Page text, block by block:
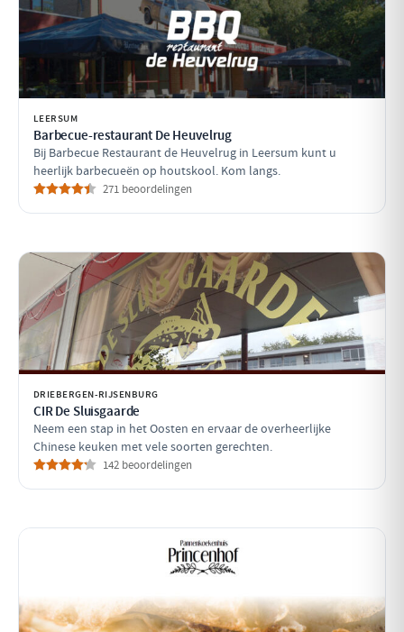
LEERSUM
Barbecue-restaurant De Heuvelrug
Bij Barbecue Restaurant de Heuvelrug in Leersum kunt u
heerlijk barbecueën op houtskool. Kom langs.
271 beoordelingen
DRIEBERGEN-RIJSENBURG
CIR De Sluisgaarde
Neem een stap in het Oosten en ervaar de overheerlijke
Chinese keuken met vele soorten gerechten.
142 beoordelingen